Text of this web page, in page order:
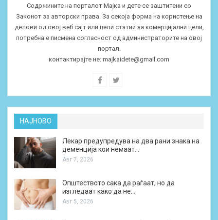
Содржините на порталот Мајка и дете се заштитени со
Законот за авторски права. За секоја форма на користење на
делови од овој веб сајт или цели статии за комерцијални цели,
потребна е писмена согласност од администраторите на овој
портал.
контактирајте не: majkaidete@gmail.com
НАЈНОВО
Лекар предупредува на два рани знака на
деменција кои немаат…
Авг 7, 2026
Општеството сака да раѓаат, но да
изгледаат како да не…
Авг 5, 2026